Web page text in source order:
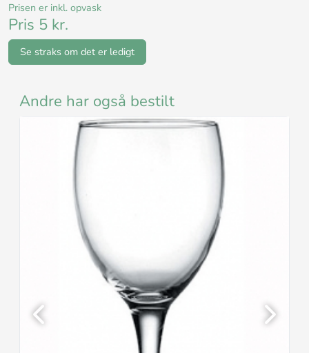
Prisen er inkl. opvask
Pris 5 kr.
Se straks om det er ledigt
Andre har også bestilt
Previous Next